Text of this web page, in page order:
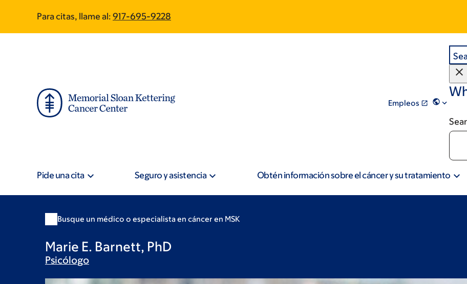
main
footer
Para citas, llame al: 917-695-9228
Empleos
Pide una cita Seguro y asistencia Obtén información sobre el cáncer y su tratamiento
Busque un médico o especialista en cáncer en MSK
Marie E. Barnett, PhD
Psicólogo